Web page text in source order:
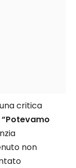
critica
“Potevamo
non